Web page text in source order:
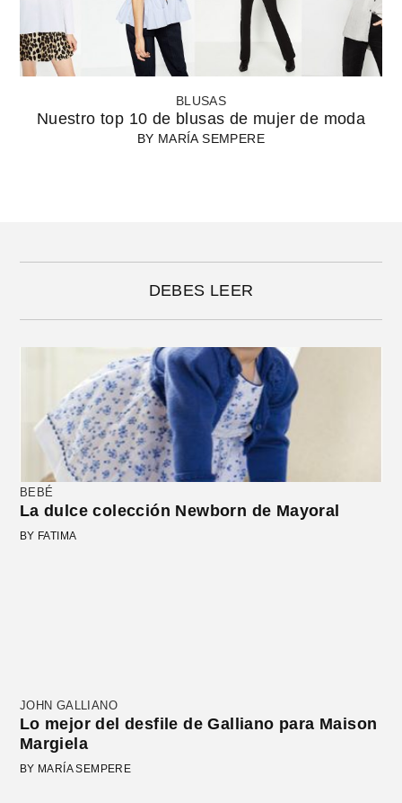
BLUSAS
Nuestro top 10 de blusas de mujer de moda
BY MARÍA SEMPERE
DEBES LEER
BEBÉ
La dulce colección Newborn de Mayoral
BY FATIMA
JOHN GALLIANO
Lo mejor del desfile de Galliano para Maison
Margiela
BY MARÍA SEMPERE